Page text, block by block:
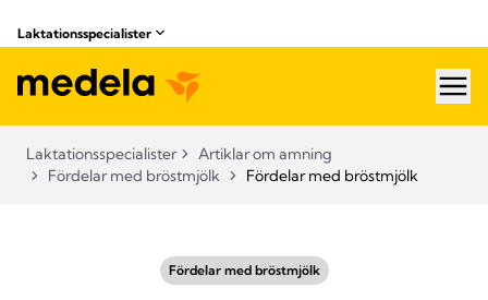
Laktationsspecialister
Laktationsspecialister
Artiklar om amning
Fördelar med bröstmjölk
Fördelar med bröstmjölk
Fördelar med bröstmjölk